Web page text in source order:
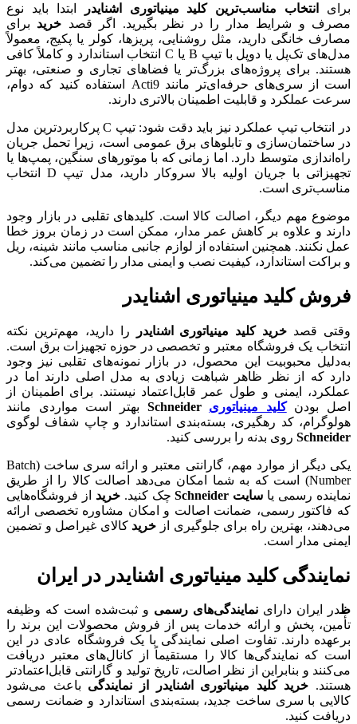
برای انتخاب مناسب‌ترین کلید مینیاتوری اشنایدر
ابتدا باید نوع
مصرف و شرایط مدار را در نظر بگیرید. اگر قصد خرید برای
مصارف خانگی دارید، مثل روشنایی، پریزها، کولر یا پکیج، معمولاً
مدل‌های تک‌پل یا دوپل با تیپ B یا C انتخاب استاندارد و کاملاً کافی
هستند. برای پروژه‌های بزرگ‌تر یا فضاهای تجاری و صنعتی، بهتر
است از سری‌های حرفه‌ای‌تر مانند Acti9 استفاده کنید که دوام،
سرعت عملکرد و قابلیت اطمینان بالاتری دارند.
در انتخاب تیپ عملکرد نیز باید دقت شود: تیپ C پرکاربردترین مدل
در ساختمان‌سازی و تابلوهای برق عمومی است، زیرا تحمل جریان
راه‌اندازی متوسط دارد. اما زمانی که با موتورهای سنگین، پمپ‌ها یا
تجهیزاتی با جریان اولیه بالا سروکار دارید، مدل تیپ D انتخاب
مناسب‌تری است.
موضوع مهم دیگر، اصالت کالا است. کلیدهای تقلبی در بازار وجود
دارند و علاوه بر کاهش عمر مدار، ممکن است در زمان بروز خطا
عمل نکنند. همچنین استفاده از لوازم جانبی مناسب مانند شینه، ریل
و براکت استاندارد، کیفیت نصب و ایمنی مدار را تضمین می‌کند.
فروش کلید مینیاتوری اشنایدر
وقتی قصد خرید کلید مینیاتوری اشنایدر
را دارید، مهم‌ترین نکته
انتخاب یک فروشگاه معتبر و تخصصی در حوزه تجهیزات برق است.
به‌دلیل محبوبیت این محصول، در بازار نمونه‌های تقلبی نیز وجود
دارد که از نظر ظاهر شباهت زیادی به مدل اصلی دارند اما در
عملکرد، ایمنی و طول عمر قابل‌اعتماد نیستند. برای اطمینان از
اصل بودنکلید مینیاتوری Schneider
بهتر است مواردی مانند
هولوگرام، کد رهگیری، بسته‌بندی استاندارد و چاپ شفاف لوگوی
Schneider روی بدنه را بررسی کنید.
یکی دیگر از موارد مهم، گارانتی معتبر و ارائه سری ساخت (Batch
Number) است که به شما امکان می‌دهد اصالت کالا را از طریق
نماینده رسمی یا سایت Schneider چک کنید.خرید از فروشگاه‌هایی
که فاکتور رسمی، ضمانت اصالت و امکان مشاوره تخصصی ارائه
می‌دهند، بهترین راه برای جلوگیری از خرید کالای غیراصل و تضمین
ایمنی مدار است.
نمایندگی کلید مینیاتوری اشنایدر در ایران
ظدر ایران دارای نمایندگی‌های رسمی و ثبت‌شده است که وظیفه
تأمین، پخش و ارائه خدمات پس از فروش محصولات این برند را
برعهده دارند. تفاوت اصلی نمایندگی با یک فروشگاه عادی در این
است که نمایندگی‌ها کالا را مستقیماً از کانال‌های معتبر دریافت
می‌کنند و بنابراین از نظر اصالت، تاریخ تولید و گارانتی قابل‌اعتمادتر
هستند. خرید کلید مینیاتوری اشنایدر از نمایندگی باعث می‌شود
کالایی با سری ساخت جدید، بسته‌بندی استاندارد و ضمانت رسمی
دریافت کنید.